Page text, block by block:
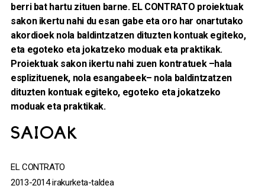
berri bat hartu zituen barne. EL CONTRATO proiektuak
sakon ikertu nahi du esan gabe eta oro har onartutako
akordioek nola baldintzatzen dituzten kontuak egiteko,
eta egoteko eta jokatzeko moduak eta praktikak.
Proiektuak sakon ikertu nahi zuen kontratuek –hala
esplizituenek, nola esangabeek– nola baldintzatzen
dituzten kontuak egiteko, egoteko eta jokatzeko
moduak eta praktikak.
SAIOAK
EL CONTRATO
2013-2014 irakurketa-taldea